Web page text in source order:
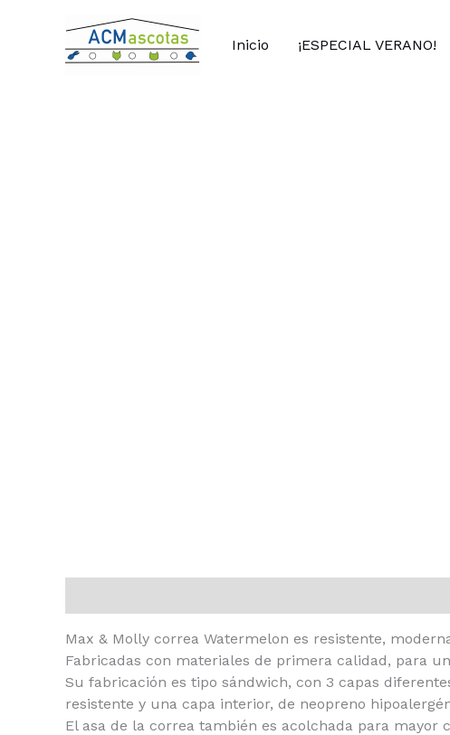
contenido
Inicio ¡ESPECIAL VERANO!
Max & Molly correa Watermelon es resistente,
Fabricadas con materiales de primera calidad, para
Su fabricación es tipo sándwich, con 3 capas
resistente y una capa interior, de neopreno
El asa de la correa también es acolchada para mayor